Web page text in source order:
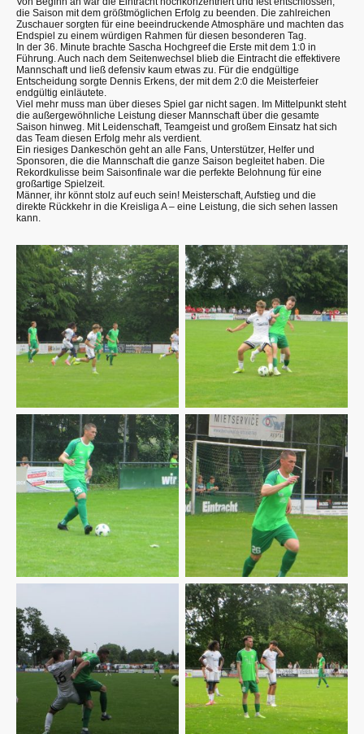
die Saison mit dem größtmöglichen Erfolg zu beenden. Die zahlreichen
Zuschauer sorgten für eine beeindruckende Atmosphäre und machten das
Endspiel zu einem würdigen Rahmen für diesen besonderen Tag.
In der 36. Minute brachte Sascha Hochgreef die Erste mit dem 1:0 in
Führung. Auch nach dem Seitenwechsel blieb die Eintracht die effektivere
Mannschaft und ließ defensiv kaum etwas zu. Für die endgültige
Entscheidung sorgte Dennis Erkens, der mit dem 2:0 die Meisterfeier
endgültig einläutete.
Viel mehr muss man über dieses Spiel gar nicht sagen. Im Mittelpunkt steht
die außergewöhnliche Leistung dieser Mannschaft über die gesamte
Saison hinweg. Mit Leidenschaft, Teamgeist und großem Einsatz hat sich
das Team diesen Erfolg mehr als verdient.
Ein riesiges Dankeschön geht an alle Fans, Unterstützer, Helfer und
Sponsoren, die die Mannschaft die ganze Saison begleitet haben. Die
Rekordkulisse beim Saisonfinale war die perfekte Belohnung für eine
großartige Spielzeit.
Männer, ihr könnt stolz auf euch sein! Meisterschaft, Aufstieg und die
direkte Rückkehr in die Kreisliga A – eine Leistung, die sich sehen lassen
kann.